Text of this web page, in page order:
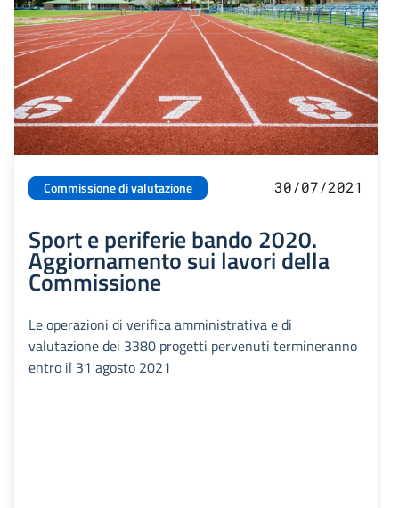
Commissione di valutazione 30/07/2021
Sport e periferie bando 2020.
Aggiornamento sui lavori della
Commissione
Le operazioni di verifica amministrativa e di
valutazione dei 3380 progetti pervenuti termineranno
entro il 31 agosto 2021